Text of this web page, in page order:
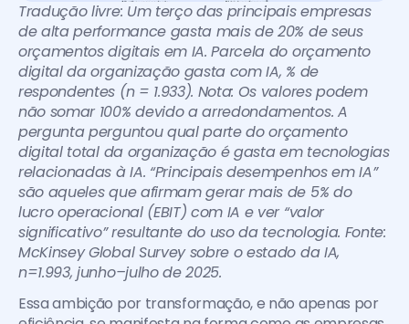
Tradução livre: Um terço das principais empresas
de alta performance gasta mais de 20% de seus
orçamentos digitais em IA. Parcela do orçamento
digital da organização gasta com IA, % de
respondentes (n = 1.933). Nota: Os valores podem
não somar 100% devido a arredondamentos. A
pergunta perguntou qual parte do orçamento
digital total da organização é gasta em tecnologias
relacionadas à IA. “Principais desempenhos em IA”
são aqueles que afirmam gerar mais de 5% do
lucro operacional (EBIT) com IA e ver “valor
significativo” resultante do uso da tecnologia. Fonte:
McKinsey Global Survey sobre o estado da IA,
n=1.993, junho–julho de 2025.
Essa ambição por transformação, e não apenas por